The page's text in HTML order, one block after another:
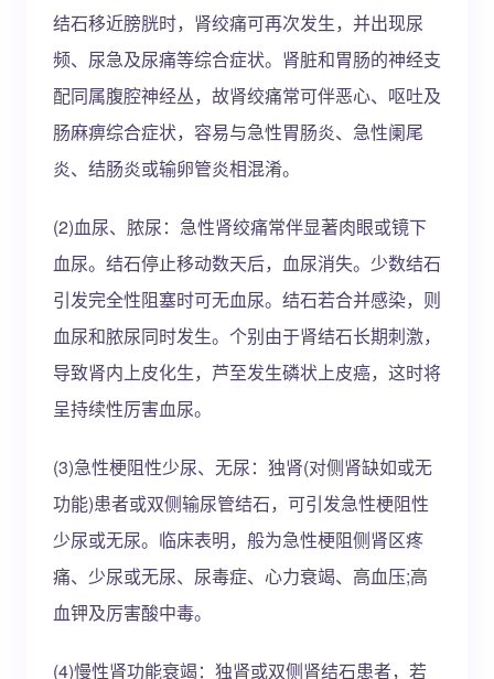
结石移近膀胱时，肾绞痛可再次发生，并出现尿
频、尿急及尿痛等综合症状。肾脏和胃肠的神经支
配同属腹腔神经丛，故肾绞痛常可伴恶心、呕吐及
肠麻痹综合症状，容易与急性胃肠炎、急性阑尾
炎、结肠炎或输卵管炎相混淆。
(2)血尿、脓尿：急性肾绞痛常伴显著肉眼或镜下
血尿。结石停止移动数天后，血尿消失。少数结石
引发完全性阻塞时可无血尿。结石若合并感染，则
血尿和脓尿同时发生。个别由于肾结石长期刺激，
导致肾内上皮化生，芦至发生磷状上皮癌，这时将
呈持续性厉害血尿。
(3)急性梗阻性少尿、无尿：独肾(对侧肾缺如或无
功能)患者或双侧输尿管结石，可引发急性梗阻性
少尿或无尿。临床表明，般为急性梗阻侧肾区疼
痛、少尿或无尿、尿毒症、心力衰竭、高血压;高
血钾及厉害酸中毒。
(4)慢性肾功能衰竭：独肾或双侧肾结石患者，若